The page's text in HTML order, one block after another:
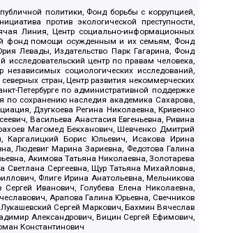
политики, Фонд борьбы с коррупцией,
против экологической преступности,
Линия, Центр социально-информационных
фонд помощи осужденным и их семьям, Фонд
Левады, Издательство Парк Гагарина, Фонд
центр по правам человека,
независимых социологических исследований,
стран, Центр развития некоммерческих
Петербурге по административной поддержке
по сохранению наследия академика Сахарова,
Дзугкоева Регина Николаевна, Кривенко
Васильева Анастасия Евгеньевна, Ривина
Магомед Бекханович, Шевченко Дмитрий
Каргалицкий Борис Юльевич, Исакова Ирина
Людевиг Марина Зариевна, Федотова Галина
Акимова Татьяна Николаевна, Золотарева
Светлана Сергеевна, Щур Татьяна Михайловна,
Флиге Ирина Анатольевна, Мельникова
Иванович, Голубева Елена Николаевна,
Арапова Галина Юрьевна, Свечников
Сергей Маркович, Бахмин Вячеслав
Александрович, Вицин Сергей Ефимович,
Константинович